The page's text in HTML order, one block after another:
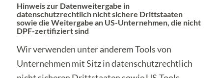
Hinweis zur Datenweitergabe in
datenschutzrechtlich nicht sichere Drittstaaten
sowie die Weitergabe an US-Unternehmen, die nicht
DPF-zertifiziert sind
Wir verwenden unter anderem Tools von
Unternehmen mit Sitz in datenschutzrechtlich